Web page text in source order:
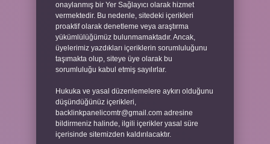
onaylanmış bir Yer Sağlayıcı olarak hizmet
vermektedir. Bu nedenle, sitedeki içerikleri
proaktif olarak denetleme veya araştırma
yükümlülüğümüz bulunmamaktadır. Ancak,
üyelerimiz yazdıkları içeriklerin sorumluluğunu
taşımakta olup, siteye üye olarak bu
sorumluluğu kabul etmiş sayılırlar.
Hukuka ve yasal düzenlemelere aykırı olduğunu
düşündüğünüz içerikleri,
backlinkpanelicomtr@gmail.com adresine
bildirmeniz halinde, ilgili içerikler yasal süre
içerisinde sitemizden kaldırılacaktır.